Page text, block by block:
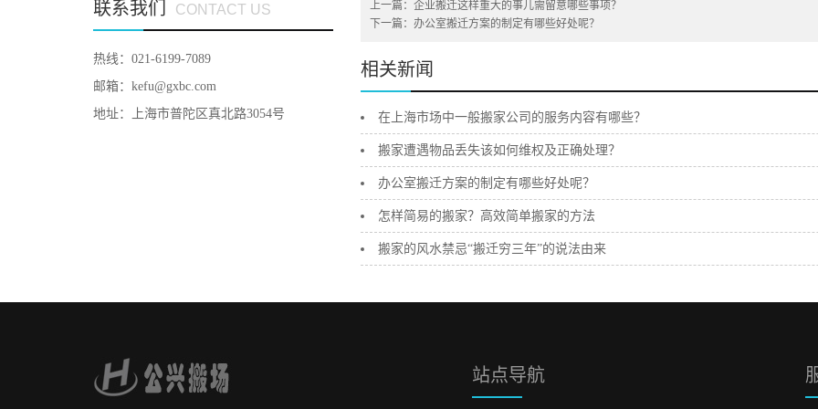
上一篇： 企业搬迁这样重大的事儿需留意哪些事项？
下一篇： 办公室搬迁方案的制定有哪些好处呢？
相关新闻
在上海市场中一般搬家公司的服务内容有哪些？
搬家遭遇物品丢失该如何维权及正确处理？
办公室搬迁方案的制定有哪些好处呢？
怎样简易的搬家？高效简单搬家的方法
搬家的风水禁忌“搬迁穷三年”的说法由来
联系我们 CONTACT US
热线：021-6199-7089
邮箱：kefu@gxbc.com
地址：上海市普陀区真北路3054号
站点导航